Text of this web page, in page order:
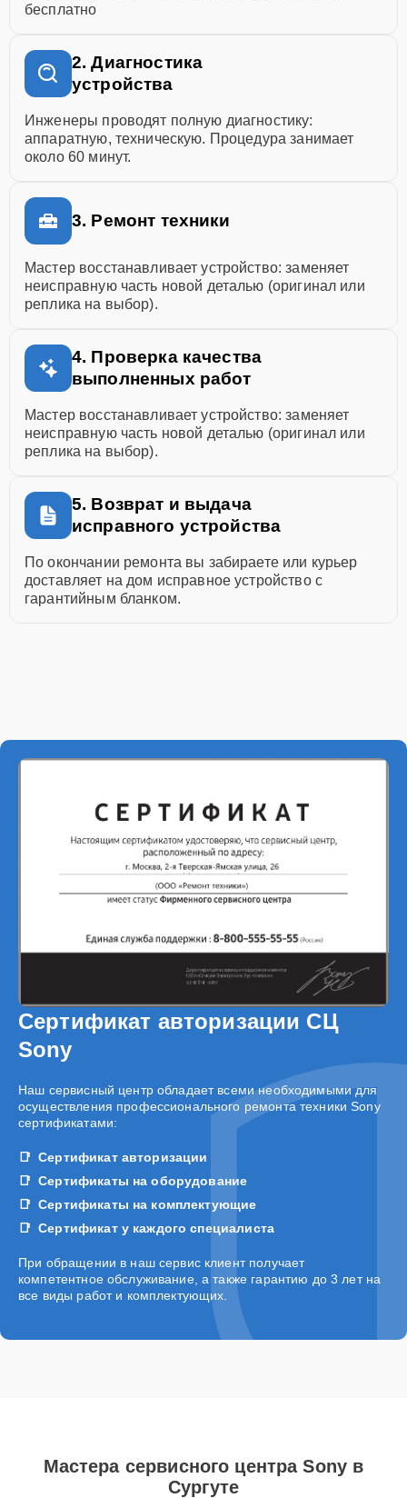
бесплатно
2. Диагностика
устройства
Инженеры проводят полную диагностику:
аппаратную, техническую. Процедура занимает
около 60 минут.
3. Ремонт техники
Мастер восстанавливает устройство: заменяет
неисправную часть новой деталью (оригинал или
реплика на выбор).
4. Проверка качества
выполненных работ
Мастер восстанавливает устройство: заменяет
неисправную часть новой деталью (оригинал или
реплика на выбор).
5. Возврат и выдача
исправного устройства
По окончании ремонта вы забираете или курьер
доставляет на дом исправное устройство с
гарантийным бланком.
Сертификат авторизации СЦ
Sony
Наш сервисный центр обладает всеми необходимыми для
осуществления профессионального ремонта техники Sony
сертификатами:
Сертификат авторизации
Сертификаты на оборудование
Сертификаты на комплектующие
Сертификат у каждого специалиста
При обращении в наш сервис клиент получает
компетентное обслуживание, а также гарантию до 3 лет на
все виды работ и комплектующих.
Мастера сервисного центра Sony в
Сургуте